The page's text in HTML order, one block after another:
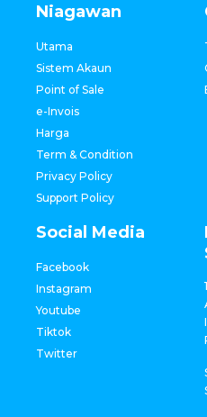
Niagawan
Utama
Sistem Akaun
Point of Sale
e-Invois
Harga
Term & Condition
Privacy Policy
Support Policy
Social Media
Facebook
Instagram
Youtube
Tiktok
Twitter